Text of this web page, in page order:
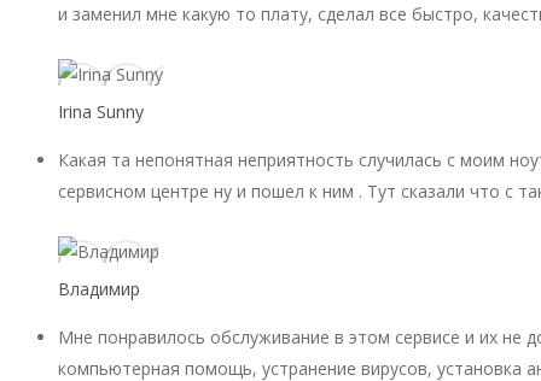
и заменил мне какую то плату, сделал все быстро,
Irina Sunny
Какая та непонятная неприятность случилась с моим
сервисном центре ну и пошел к ним . Тут сказали что с
Владимир
Мне понравилось обслуживание в этом сервисе и их не
компьютерная помощь, устранение вирусов, установка